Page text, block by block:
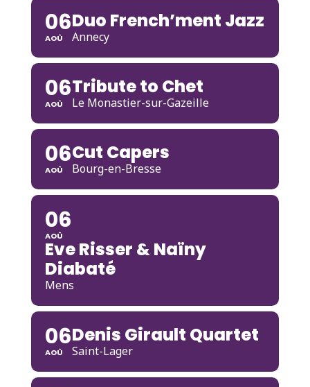
06
AOÛ
Duo French’ment Jazz
Annecy
06
AOÛ
Tribute to Chet
Le Monastier-sur-Gazeille
06
AOÛ
Cut Capers
Bourg-en-Bresse
06
AOÛ
Eve Risser & Naïny
Diabaté
Mens
06
AOÛ
Denis Girault Quartet
Saint-Lager